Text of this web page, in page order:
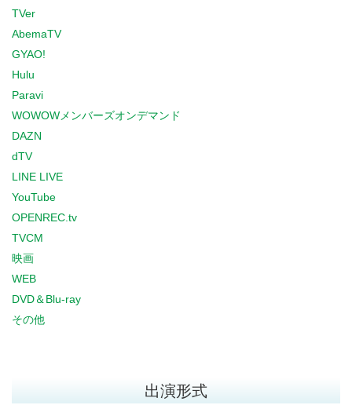
TVer
AbemaTV
GYAO!
Hulu
Paravi
WOWOWメンバーズオンデマンド
DAZN
dTV
LINE LIVE
YouTube
OPENREC.tv
TVCM
映画
WEB
DVD＆Blu-ray
その他
出演形式